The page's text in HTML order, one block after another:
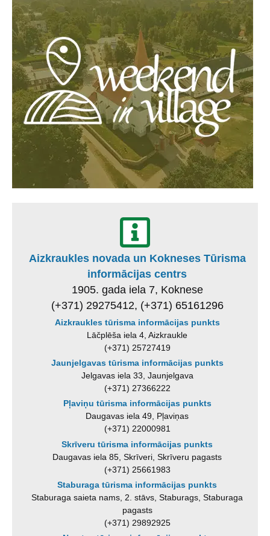
Aizkraukles novada un Kokneses Tūrisma
informācijas centrs
1905. gada iela 7, Koknese
(+371) 29275412, (+371) 65161296
Aizkraukles tūrisma informācijas punkts
Lāčplēša iela 4, Aizkraukle
(+371) 25727419
Jaunjelgavas tūrisma informācijas punkts
Jelgavas iela 33, Jaunjelgava
(+371) 27366222
Pļaviņu tūrisma informācijas punkts
Daugavas iela 49, Pļaviņas
(+371) 22000981
Skrīveru tūrisma informācijas punkts
Daugavas iela 85, Skrīveri, Skrīveru pagasts
(+371) 25661983
Staburaga tūrisma informācijas punkts
Staburaga saieta nams, 2. stāvs, Staburags, Staburaga
pagasts
(+371) 29892925